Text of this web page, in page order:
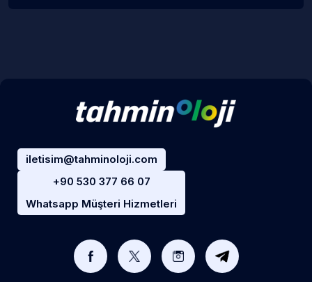
iletisim@tahminoloji.com
+90 530 377 66 07
Whatsapp Müşteri Hizmetleri